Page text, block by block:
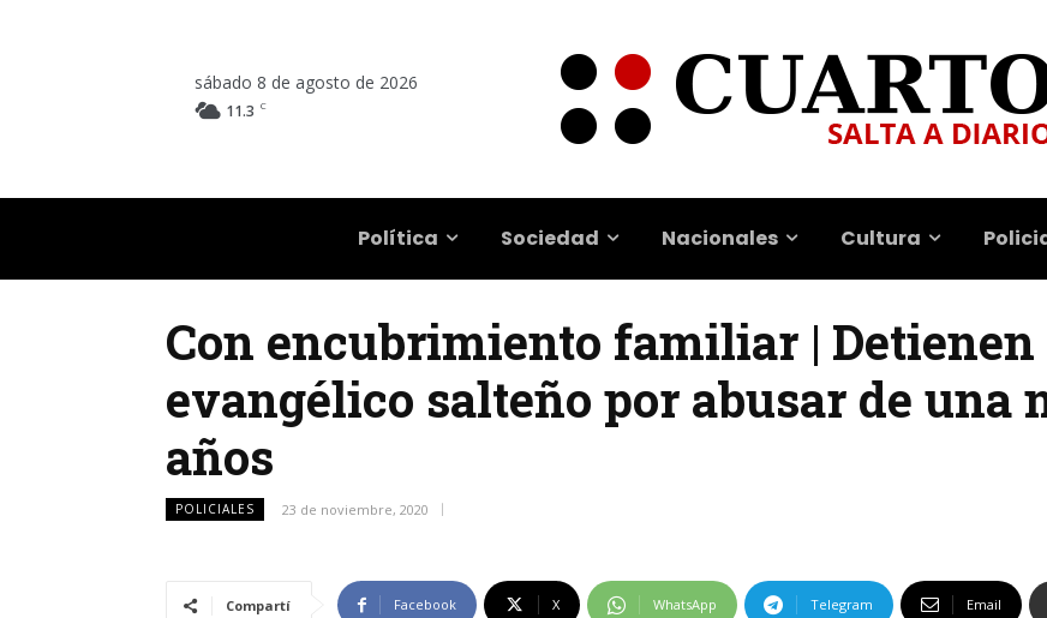
sábado 8 de agosto de 2026
11.3 C
Política Sociedad Nacionales Cultura
Con encubrimiento familiar | Detienen
evangélico salteño por abusar de una
años
POLICIALES 23 de noviembre, 2020
Compartí Facebook X WhatsApp Telegram Email